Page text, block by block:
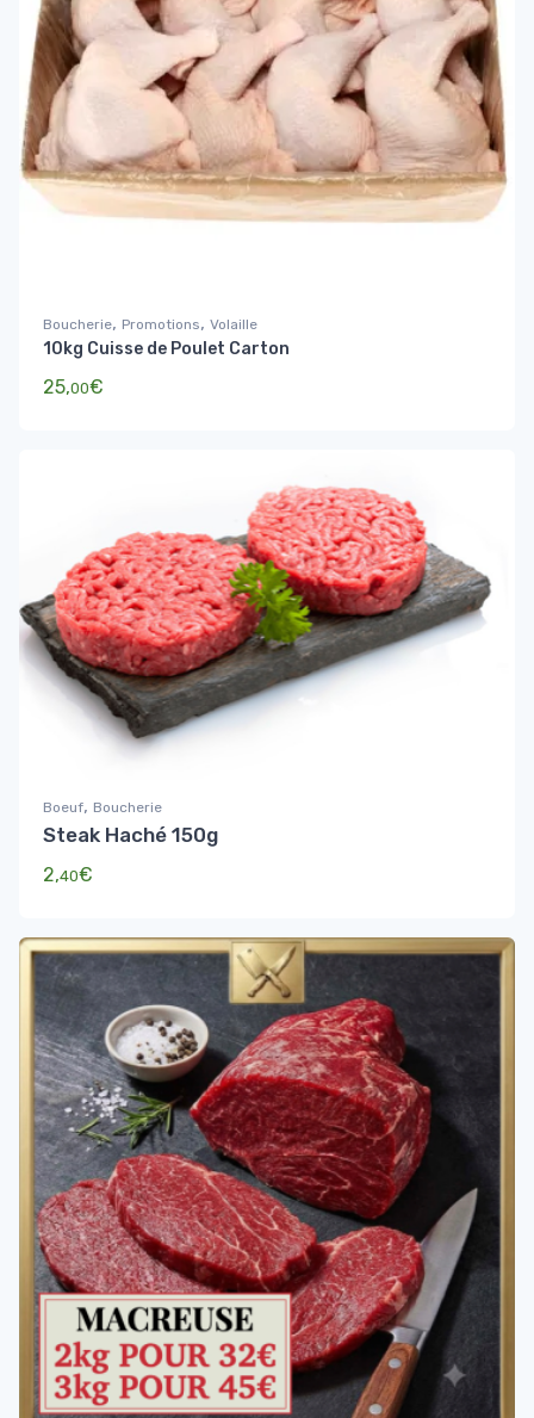
Boucherie, Promotions, Volaille
10kg Cuisse de Poulet Carton
25,00€
Boeuf, Boucherie
Steak Haché 150g
2,40€